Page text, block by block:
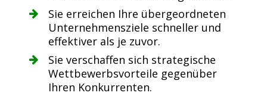
Sie erreichen Ihre übergeordneten
Unternehmensziele schneller und
effektiver als je zuvor.
Sie verschaffen sich strategische
Wettbewerbsvorteile gegenüber
Ihren Konkurrenten.